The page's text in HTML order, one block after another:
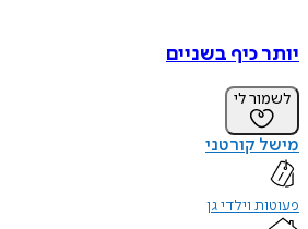
יותר כיף בשניים
לשמור לי
מישל קורטני
פעוטות וילדי גן